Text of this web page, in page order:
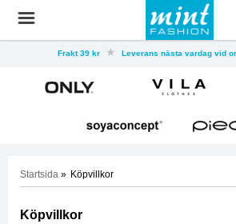
Frakt 39 kr Leverans nästa vardag vid
Startsida » Köpvillkor
Köpvillkor